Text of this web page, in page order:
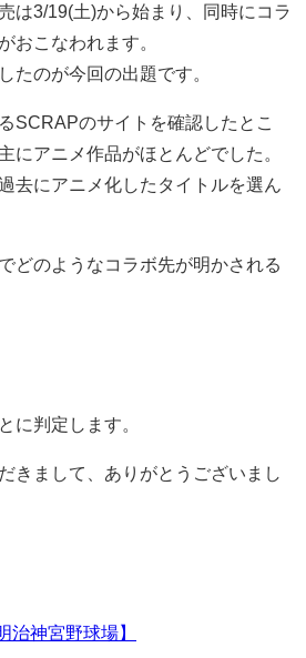
は3/19(土)から始まり、同時にコラ
おこなわれます。
のが今回の出題です。
SCRAPのサイトを確認したとこ
にアニメ作品がほとんどでした。
去にアニメ化したタイトルを選ん
どのようなコラボ先が明かされる
に判定します。
まして、ありがとうございまし
治神宮野球場】